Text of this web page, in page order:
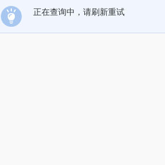
正在查询中，请刷新重试